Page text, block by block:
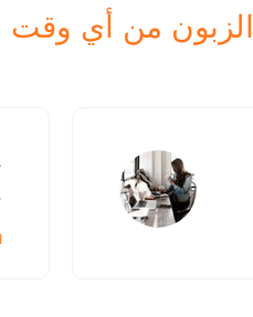
الزبون من أي